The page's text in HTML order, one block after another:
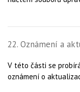
22. Oznámení a
V této části se
oznámení o